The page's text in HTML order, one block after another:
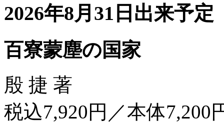
2026年8月31日出来予定
百寮蒙塵の国家
殷 捷 著
税込7,920円／本体7,200